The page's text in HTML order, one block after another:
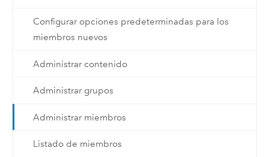
Configurar opciones predeterminadas para los
miembros nuevos
Administrar contenido
Administrar grupos
Administrar miembros
Listado de miembros